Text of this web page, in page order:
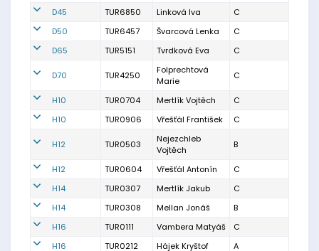
D45
TUR6850 Linková Iva
C
D50
TUR6457 Švarcová Lenka
C
D65
TUR5151 Tvrdková Eva C
D70 TUR4250
Folprechtová
Marie
C
H10 TUR0704 Mertlík Vojtěch
C
H10
TUR0906 Vřešťál František C
H12 TUR0503
Nejezchleb
Vojtěch
B
H12 TUR0604 Vřešťál Antonín
C
H14
TUR0307 Mertlík Jakub
C
H14
TUR0308 Mellan Jonáš
B
H16
TUR0111 Vambera Matyáš
C
H16
TUR0212 Hájek Kryštof
A